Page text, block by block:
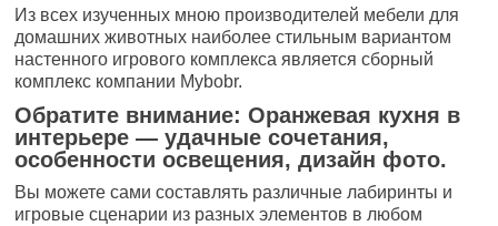
Из всех изученных мною производителей мебели для
домашних животных наиболее стильным вариантом
настенного игрового комплекса является сборный
комплекс компании Mybobr.
Обратите внимание: Оранжевая кухня в
интерьере — удачные сочетания,
особенности освещения, дизайн фото.
Вы можете сами составлять различные лабиринты и
игровые сценарии из разных элементов в любом